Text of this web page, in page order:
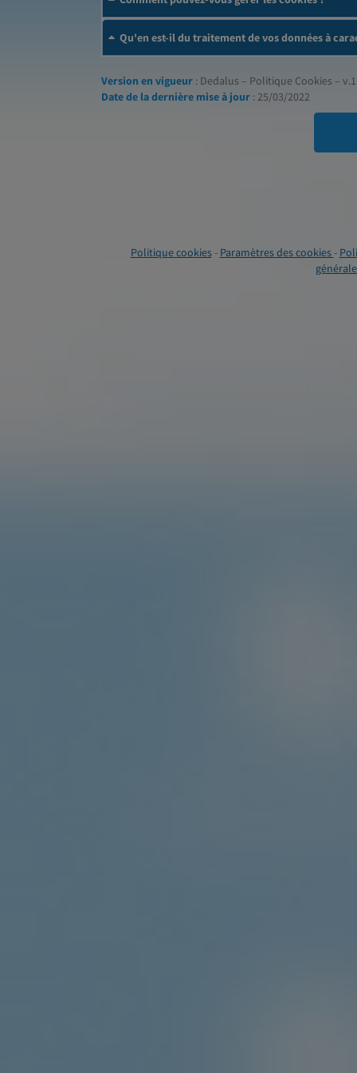
Qu'en est-il du traitement de vos données à
Version en vigueur : Dedalus – Politique Cookies –
Date de la dernière mise à jour : 25/03/2022
Politique cookies- Paramètres des cookies-